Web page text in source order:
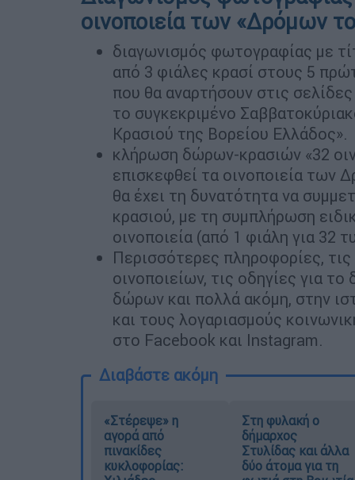
οινοποιεία των «Δρόμων
διαγωνισμός φωτογραφίας με
από 3 φιάλες κρασί στους 5
που θα αναρτήσουν στις
το συγκεκριμένο
Κρασιού της Βορείου Ελλάδος».
κλήρωση δώρων-κρασιών «32
επισκεφθεί τα οινοποιεία των
θα έχει τη δυνατότητα να
κρασιού, με τη συμπλήρωση
οινοποιεία (από 1 φιάλη για 32
Περισσότερες πληροφορίες,
οινοποιείων, τις οδηγίες για
δώρων και πολλά ακόμη, στην
και τους λογαριασμούς
στο Facebook και Instagram.
Διαβάστε ακόμη
«Στέρεψε» η
αγορά από
πινακίδες
κυκλοφορίας:
Στη φυλακή ο
δήμαρχος
Στυλίδας και άλλα
δύο άτομα για τη